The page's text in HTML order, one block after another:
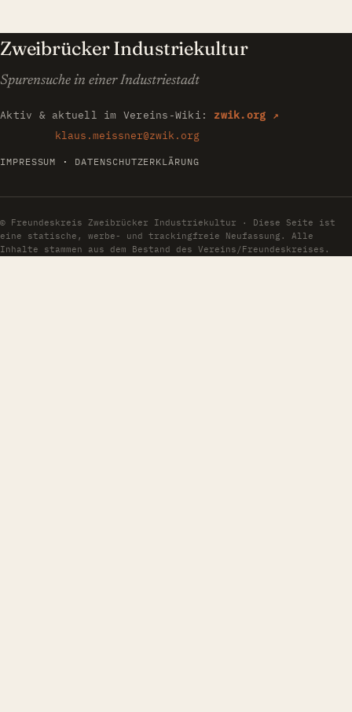
Zweibrücker Industriekultur
Spurensuche in einer Industriestadt
Aktiv & aktuell im Vereins-Wiki: zwik.org ↗
klaus.meissner@zwik.org
IMPRESSUM · DATENSCHUTZERKLÄRUNG
© Freundeskreis Zweibrücker Industriekultur · Diese Seite ist
eine statische, werbe- und trackingfreie Neufassung. Alle
Inhalte stammen aus dem Bestand des Vereins/Freundeskreises.